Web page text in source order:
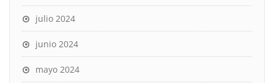
julio 2024
junio 2024
mayo 2024